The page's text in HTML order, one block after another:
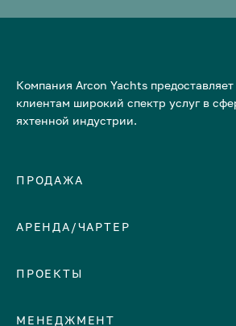
Компания Arcon Yachts
клиентам широкий спектр услуг в
яхтенной индустрии.
ПРОДАЖА
Количество кают
АРЕНДА/ЧАРТЕР
ЕВРОПА
Греция
ПРОЕКТЫ
МЕНЕДЖМЕНТ